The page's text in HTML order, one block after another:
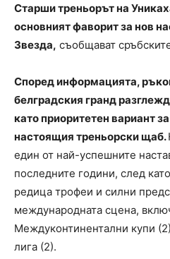
Старши треньорът на
основният фаворит за нов
Звезда, съобщават
Според информацията,
белградския гранд
като приоритетен вариант
настоящия треньорски щаб.
един от най-успешните
последните години, след
редица трофеи и силни
международната сцена,
Междуконтинентални купи
лига (2).